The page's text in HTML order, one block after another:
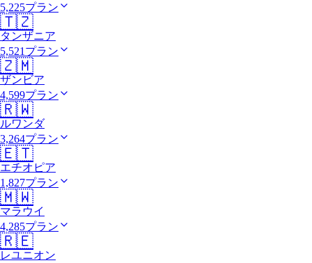
5,225プラン
🇹🇿
タンザニア
5,521プラン
🇿🇲
ザンビア
4,599プラン
🇷🇼
ルワンダ
3,264プラン
🇪🇹
エチオピア
1,827プラン
🇲🇼
マラウイ
4,285プラン
🇷🇪
レユニオン